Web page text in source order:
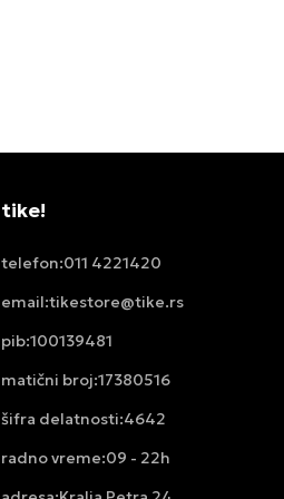
tike!
telefon:011 4221420
email:tikestore@tike.rs
pib:100139481
matični broj:17380516
šifra delatnosti:4642
radno vreme:09 - 22h